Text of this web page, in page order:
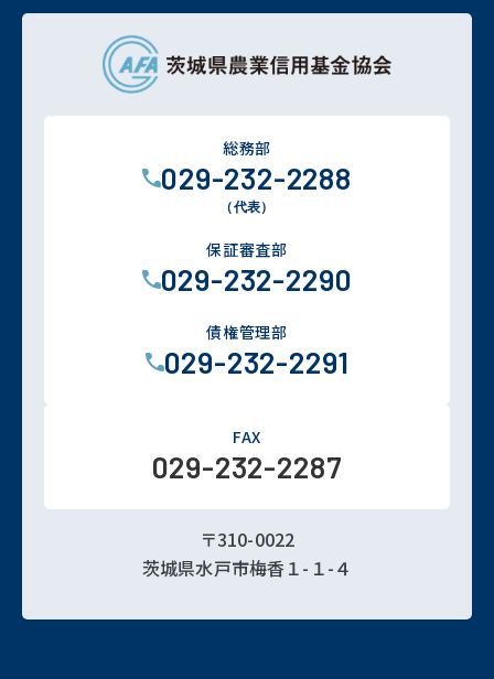
総務部
029-232-2288
（代表）
保証審査部
029-232-2290
債権管理部
029-232-2291
FAX
029-232-2287
〒310-0022
茨城県水戸市梅香１-１-４